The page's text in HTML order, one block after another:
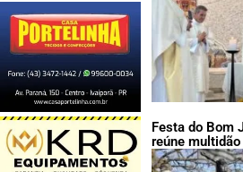
Festa do Bom
reúne